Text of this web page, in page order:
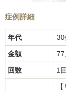
症例詳細
年代 30
金額
回数 1回